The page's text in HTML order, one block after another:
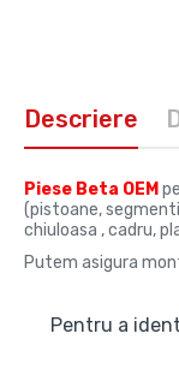
Descriere
Piese Beta OEM
(pistoane,
chiuloasa , cadru,
Putem asigura
Pentru a